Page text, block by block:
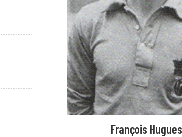
François Hugues